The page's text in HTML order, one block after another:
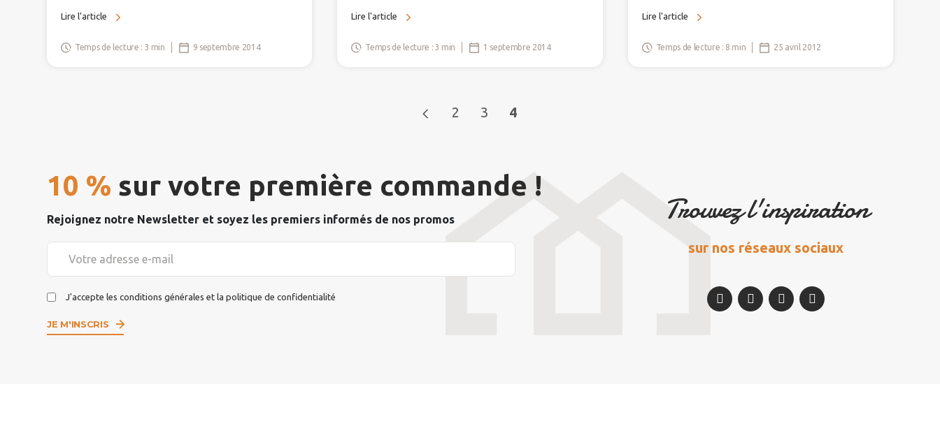
Lire l'article
Temps de lecture : 3 min 9 septembre 2014
Lire l'article
Temps de lecture : 3 min 1 septembre 2014
Lire l'article
Temps de lecture : 8 min 25 avril 2012
2 3 4
10 % sur votre première commande !
Rejoignez notre Newsletter et soyez les premiers informés de nos promos
J'accepte les conditions générales et la politique de confidentialité
JE M'INSCRIS
Trouvez l'inspiration
sur nos réseaux sociaux